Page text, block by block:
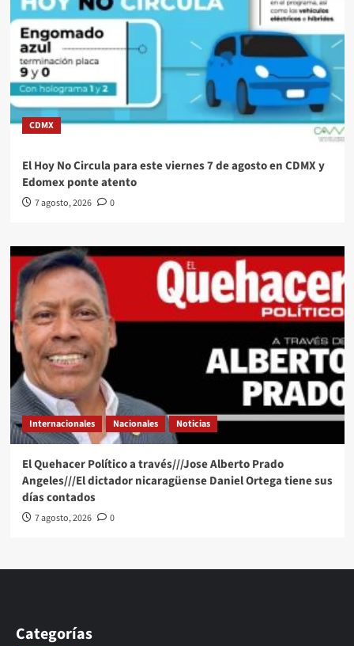
CDMX
El Hoy No Circula para este viernes 7 de agosto en CDMX y
Edomex ponte atento
7 agosto, 2026 0
Internacionales Nacionales Noticias
El Quehacer Político a través///Jose Alberto Prado
Angeles///El dictador nicaragüense Daniel Ortega tiene sus
días contados
7 agosto, 2026 0
Categorías